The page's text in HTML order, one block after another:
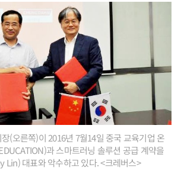
(오른쪽)이 2016년 7월14일 중국 교육기업 온
과 스마트러닝 솔루션 공급 계약을
Lin) 대표와 악수하고 있다. <크레버스>